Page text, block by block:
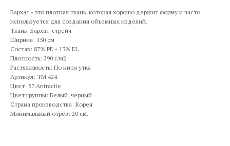
Бархат - это плотная ткань, которая хорошо держит форму и часто
используется для создания объемных изделий.
Ткань: Бархат-стрейч
Ширина: 150 см
Состав: 87% PE - 13% EL
Плотность: 290 г/м2
Растяжимость: По нити утка
Артикул: TM 424
Цвет: 57 Antracite
Цвет группы: Белый, черный
Страна производства: Корея
Минимальный отрез: 20 см.